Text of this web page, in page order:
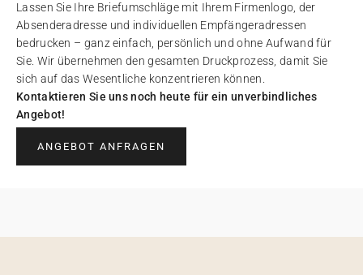
Lassen Sie Ihre Briefumschläge mit Ihrem Firmenlogo, der
Absenderadresse und individuellen Empfängeradressen
bedrucken – ganz einfach, persönlich und ohne Aufwand für
Sie. Wir übernehmen den gesamten Druckprozess, damit Sie
sich auf das Wesentliche konzentrieren können.
Kontaktieren Sie uns noch heute für ein unverbindliches
Angebot!
ANGEBOT ANFRAGEN